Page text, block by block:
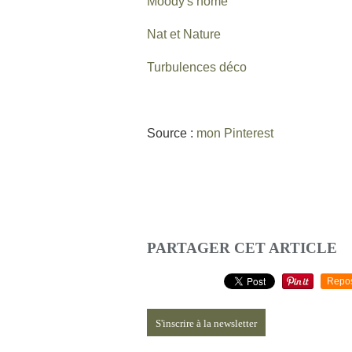
Nat et Nature
Turbulences déco
Source : mon Pinterest
PARTAGER CET ARTICLE
S'inscrire à la newsletter